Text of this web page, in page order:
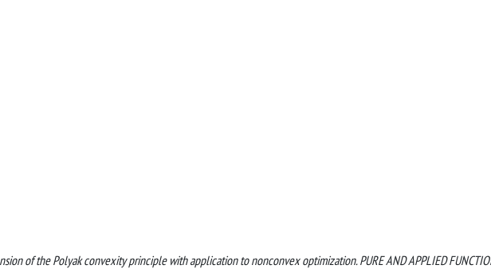
of the Polyak convexity principle with application to nonconvex optimization. PURE AND APPLIED